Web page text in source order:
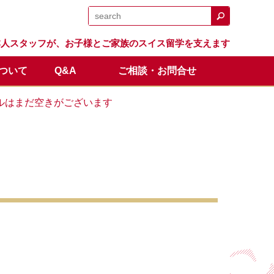
スタッフが、お子様とご家族のスイス留学を支えます
留学生の声
体験留学
いて
スイス留学.comのサポート
Q&A
卒業生の成績と進路
ご相談・お問合せ
程 オンライン説明会
まだ空きがございます